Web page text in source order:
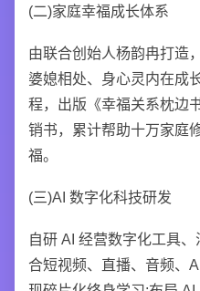
(二)家庭幸福成长体系
由联合创始人杨韵冉打造
婆媳相处、身心灵内在成
程，出版《幸福关系枕边
销书，累计帮助十万家庭
福。
(三)AI 数字化科技研发
自研 AI 经营数字化工具
合短视频、直播、音频、